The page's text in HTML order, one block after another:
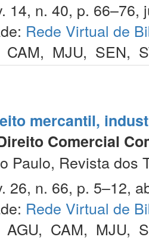
14, n. 40, p. 66–76,
Rede Virtual de
CAM, MJU, SEN,
mercantil,
Comercial
Paulo, Revista dos
26, n. 66, p. 5–12,
Rede Virtual de
AGU, CAM, MJU,